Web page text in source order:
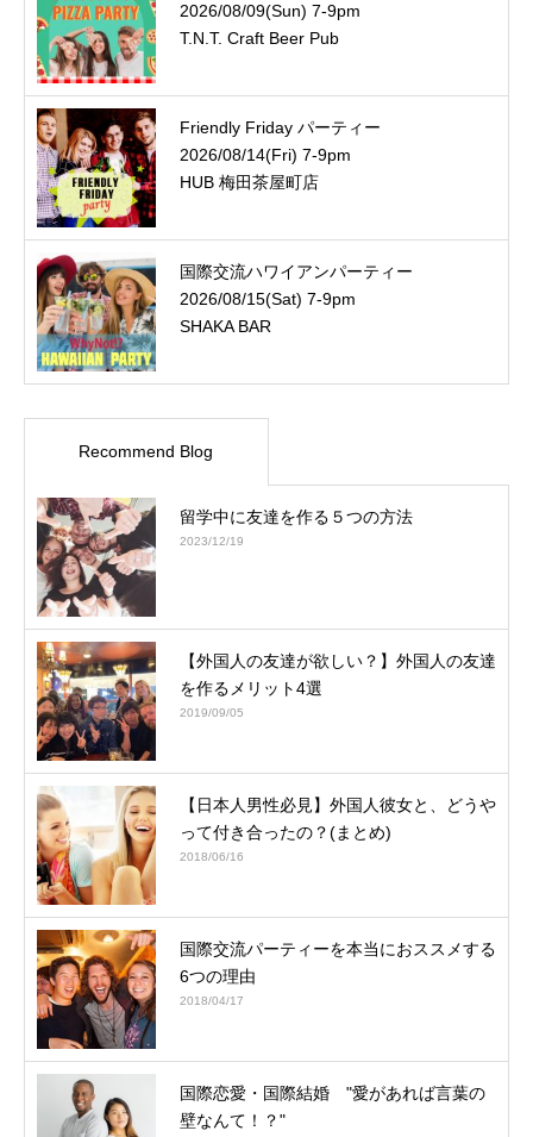
2026/08/09(Sun) 7-9pm
T.N.T. Craft Beer Pub
Friendly Friday パーティー
2026/08/14(Fri) 7-9pm
HUB 梅田茶屋町店
国際交流ハワイアンパーティー
2026/08/15(Sat) 7-9pm
SHAKA BAR
Recommend Blog
留学中に友達を作る５つの方法
2023/12/19
【外国人の友達が欲しい？】外国人の友達
を作るメリット4選
2019/09/05
【日本人男性必見】外国人彼女と、どうや
って付き合ったの？(まとめ)
2018/06/16
国際交流パーティーを本当におススメする
6つの理由
2018/04/17
国際恋愛・国際結婚 "愛があれば言葉の
壁なんて！？"